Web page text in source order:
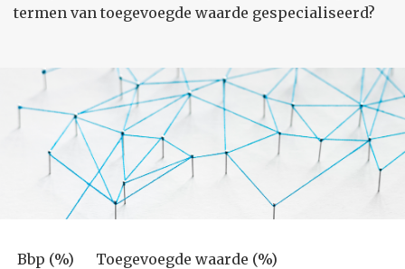
termen van toegevoegde waarde gespecialiseerd?
Bbp (%) Toegevoegde waarde (%)